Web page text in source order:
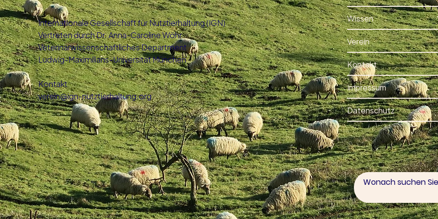
Internationale Gesellschaft für Nutztierhaltung (IGN)
Vertreten durch Dr. Anna-Caroline Wöhr
Veterinärwissenschaftliches Department
Ludwig-Maximilians-Universität München
Kontakt
verein@ign-nutztierhaltung.org
Wissen
Verein
Kontakt
Impressum
Datenschutz